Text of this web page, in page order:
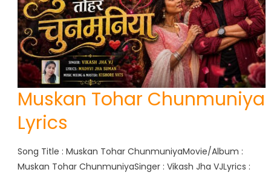
Muskan Tohar Chunmuniya
Lyrics
Song Title : Muskan Tohar ChunmuniyaMovie/Album :
Muskan Tohar ChunmuniyaSinger : Vikash Jha VJLyrics :